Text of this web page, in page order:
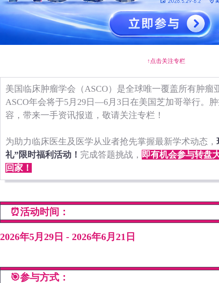
↑点击关注专栏
美国临床肿瘤学会（ASCO）是全球唯一覆盖所有肿瘤
ASCO年会将于5月29日—6月3日在美国芝加哥举行。
容，带来一手资讯报道，敬请关注专栏！
为助力临床医生及医学从业者抢先掌握最新学术动态，
礼”限时福利活动！ 完成答题挑战， 即有机会参与转盘
回家！
⏰活动时间：
2026年5月29日 - 2026年6月21日
🎯参与方式：